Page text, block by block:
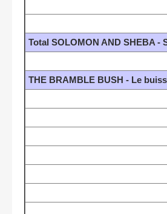
Total SOLOMON AND SHEBA
THE BRAMBLE BUSH - Le